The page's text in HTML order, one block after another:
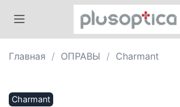
Главная ОПРАВЫ Charmant
Charmant